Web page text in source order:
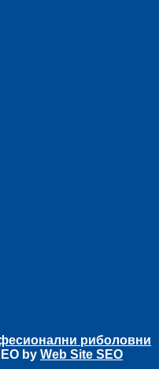
риболовни
by Web Site SEO